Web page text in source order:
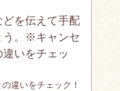
を伝えて手配
う。※キャンセ
いをチェッ
違いをチェック！